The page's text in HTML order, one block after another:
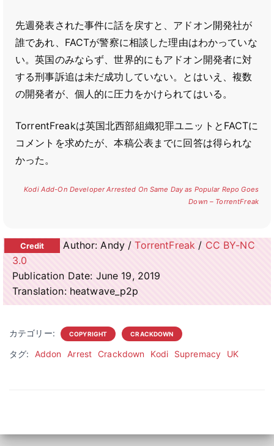
先週発表された事件に話を戻すと、アドオン開発社が
誰であれ、FACTが警察に相談した理由はわかっていな
い。英国のみならず、世界的にもアドオン開発者に対
する刑事訴追は未だ成功していない。とはいえ、複数
の開発者が、個人的に圧力をかけられてはいる。
TorrentFreakは英国北西部組織犯罪ユニットとFACTに
コメントを求めたが、本稿公表までに回答は得られな
かった。
Kodi Add-On Developer Arrested On Same Day as Popular Repo Goes
Down – TorrentFreak
Author: Andy /TorrentFreak / CC BY-NC
3.0
Publication Date: June 19, 2019
Translation: heatwave_p2p
カテゴリー: COPYRIGHT CRACKDOWN
タグ: Addon Arrest Crackdown Kodi Supremacy UK